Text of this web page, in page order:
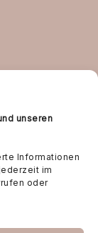
unseren
Informationen
im
oder